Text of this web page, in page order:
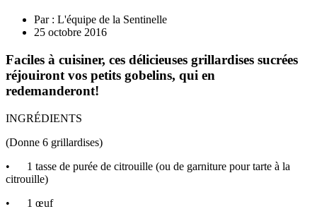
Par : L'équipe de la Sentinelle
25 octobre 2016
Faciles à cuisiner, ces délicieuses grillardises sucrées
réjouiront vos petits gobelins, qui en
redemanderont!
INGRÉDIENTS
(Donne 6 grillardises)
• 1 tasse de purée de citrouille (ou de garniture pour tarte à la
citrouille)
• 1 œuf